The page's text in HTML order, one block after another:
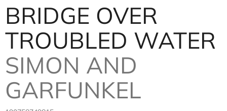
BRIDGE OVER
TROUBLED WATER
SIMON AND
GARFUNKEL